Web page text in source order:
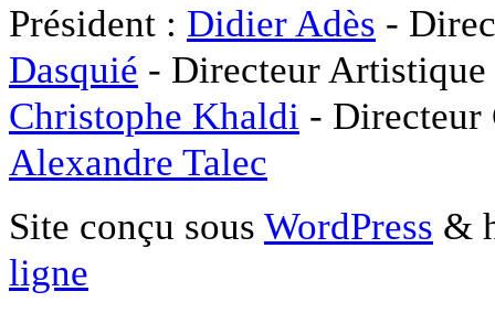
Président : Didier Adès -
Dasquié - Directeur
Christophe Khaldi -
Alexandre Talec
Site conçu sous WordPress &
ligne